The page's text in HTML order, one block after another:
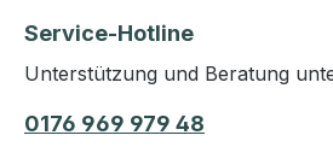
Service-Hotline
Unterstützung und Beratung
0176 969 979 48